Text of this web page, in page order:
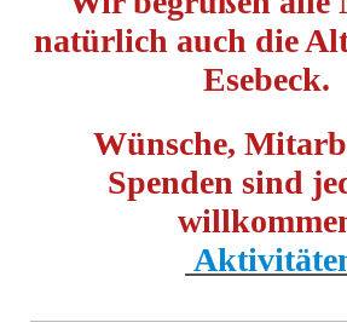
natürlich auch die
Esebeck.
Wünsche,
Spenden sind